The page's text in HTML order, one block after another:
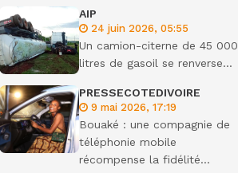
AIP
24 juin 2026, 05:55
Un camion-citerne de 45 000
litres de gasoil se renverse...
PRESSECOTEDIVOIRE
9 mai 2026, 17:19
Bouaké : une compagnie de
téléphonie mobile
récompense la fidélité...